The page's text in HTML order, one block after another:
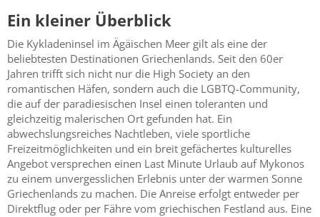
Ein kleiner Überblick
Die Kykladeninsel im Ägäischen Meer gilt als eine der
beliebtesten Destinationen Griechenlands. Seit den 60er
Jahren trifft sich nicht nur die High Society an den
romantischen Häfen, sondern auch die LGBTQ-Community,
die auf der paradiesischen Insel einen toleranten und
gleichzeitig malerischen Ort gefunden hat. Ein
abwechslungsreiches Nachtleben, viele sportliche
Freizeitmöglichkeiten und ein breit gefächertes kulturelles
Angebot versprechen einen Last Minute Urlaub auf Mykonos
zu einem unvergesslichen Erlebnis unter der warmen Sonne
Griechenlands zu machen. Die Anreise erfolgt entweder per
Direktflug oder per Fähre vom griechischen Festland aus. Eine